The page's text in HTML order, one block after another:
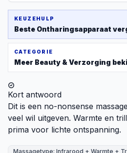
KEUZEHULP
Beste Ontharingsapparaat
CATEGORIE
Meer Beauty & Verzorging
Kort antwoord
Dit is een no-nonsense
veel wil uitgeven. Warmte en
prima voor lichte ontspanning.
Massagetype: Infrarood + Warmte +